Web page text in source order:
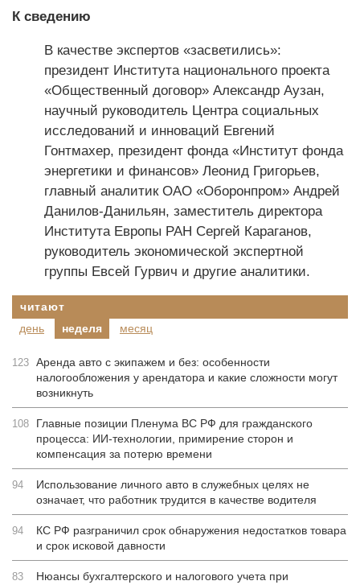
К сведению
В качестве экспертов «засветились»:
президент Института национального проекта
«Общественный договор» Александр Аузан,
научный руководитель Центра социальных
исследований и инноваций Евгений
Гонтмахер, президент фонда «Институт фонда
энергетики и финансов» Леонид Григорьев,
главный аналитик ОАО «Оборонпром» Андрей
Данилов-Данильян, заместитель директора
Института Европы РАН Сергей Караганов,
руководитель экономической экспертной
группы Евсей Гурвич и другие аналитики.
читают
день
неделя месяц
123 Аренда авто с экипажем и без: особенности
налогообложения у арендатора и какие сложности могут
возникнуть
108
Главные позиции Пленума ВС РФ для гражданского
процесса: ИИ-технологии, примирение сторон и
компенсация за потерю времени
94
Использование личного авто в служебных целях не
означает, что работник трудится в качестве водителя
94
КС РФ разграничил срок обнаружения недостатков товара
и срок исковой давности
83 Нюансы бухгалтерского и налогового учета при